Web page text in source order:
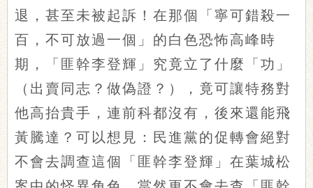
退，甚至未被起訴！在那個「寧可錯殺一
百，不可放過一個」的白色恐怖高峰時
期，「匪幹李登輝」究竟立了什麼「功」
（出賣同志？做偽證？），竟可讓特務對
他高抬貴手，連前科都沒有，後來還能飛
黃騰達？可以想見：民進黨的促轉會絕對
不會去調查這個「匪幹李登輝」在葉城松